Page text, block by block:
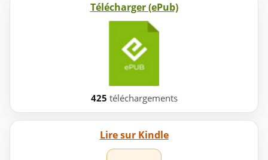
Télécharger (ePub)
425 téléchargements
Lire sur Kindle